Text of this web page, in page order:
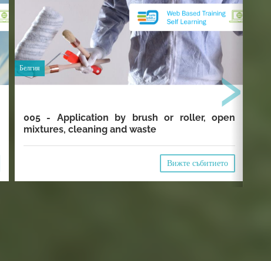
Белгия
005 - Application by brush or roller, open
mixtures, cleaning and waste
Вижте събитието
›